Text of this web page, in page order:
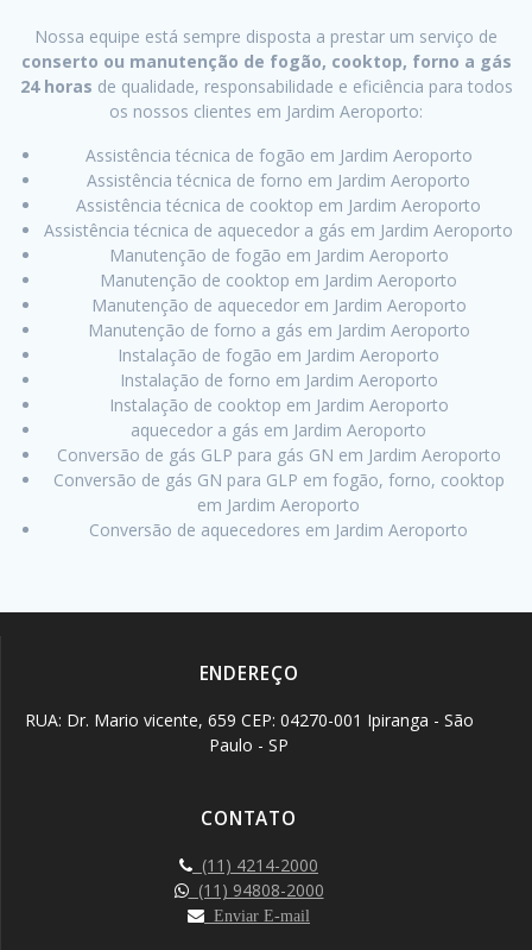
Nossa equipe está sempre disposta a prestar um serviço de
conserto ou manutenção de fogão, cooktop, forno a gás
24 horas de qualidade, responsabilidade e eficiência para todos
os nossos clientes em Jardim Aeroporto:
Assistência técnica de fogão em Jardim Aeroporto
Assistência técnica de forno em Jardim Aeroporto
Assistência técnica de cooktop em Jardim Aeroporto
Assistência técnica de aquecedor a gás em Jardim Aeroporto
Manutenção de fogão em Jardim Aeroporto
Manutenção de cooktop em Jardim Aeroporto
Manutenção de aquecedor em Jardim Aeroporto
Manutenção de forno a gás em Jardim Aeroporto
Instalação de fogão em Jardim Aeroporto
Instalação de forno em Jardim Aeroporto
Instalação de cooktop em Jardim Aeroporto
aquecedor a gás em Jardim Aeroporto
Conversão de gás GLP para gás GN em Jardim Aeroporto
Conversão de gás GN para GLP em fogão, forno, cooktop
em Jardim Aeroporto
Conversão de aquecedores em Jardim Aeroporto
ENDEREÇO
RUA: Dr. Mario vicente, 659 CEP: 04270-001 Ipiranga - São
Paulo - SP
CONTATO
(11) 4214-2000
(11) 94808-2000
Enviar E-mail